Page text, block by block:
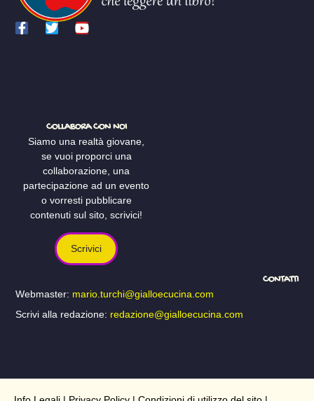
COLLABORA CON NOI
Siamo una realtà giovane,
se vuoi proporci una
collaborazione, una
partecipazione ad un evento
o vorresti pubblicare
contenuti sul sito, scrivici!
Scrivici
CONTATTI
Webmaster: mario.turchi@gialloecucina.com
Scrivi alla redazione: redazione@gialloecucina.com